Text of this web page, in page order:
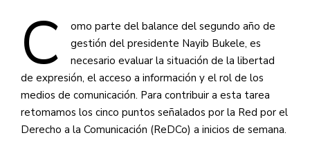
C
omo parte del balance del segundo año de
gestión del presidente Nayib Bukele, es
necesario evaluar la situación de la libertad
de expresión, el acceso a información y el rol de los
medios de comunicación. Para contribuir a esta tarea
retomamos los cinco puntos señalados por la Red por el
Derecho a la Comunicación (ReDCo) a inicios de semana.